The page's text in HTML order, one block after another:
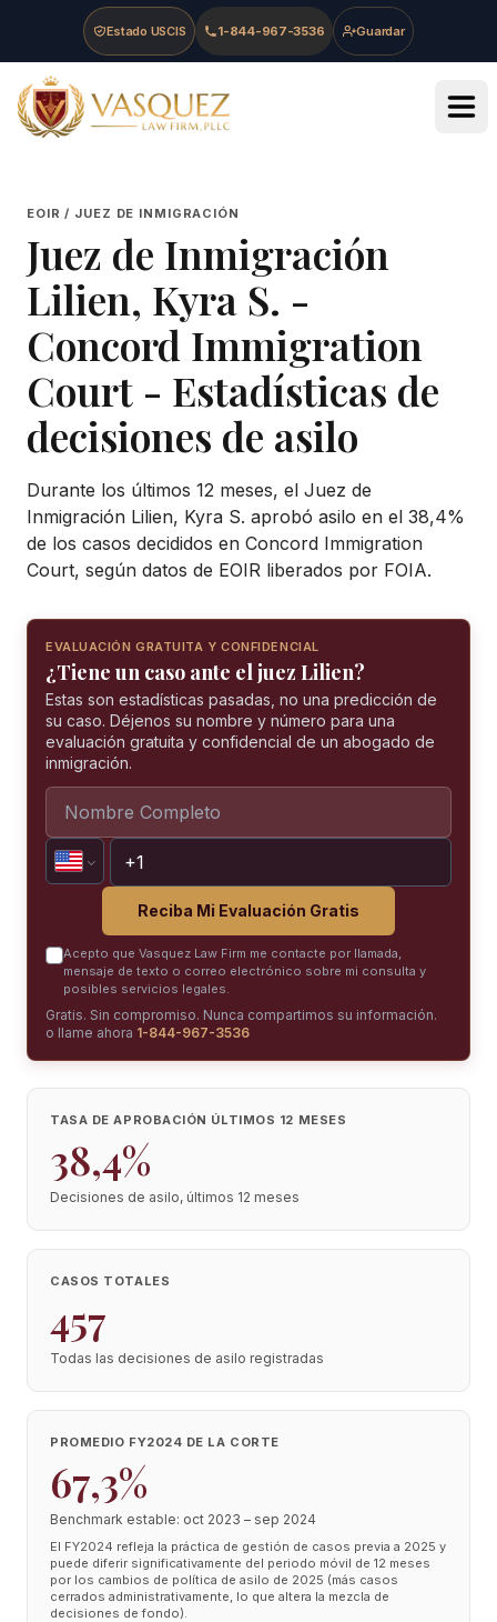
Skip to main content
Skip to navigation
Skip to footer
Estado USCIS 1-844-967-3536 Guardar
Vasquez Law Firm - Home
EOIR / JUEZ DE INMIGRACIÓN
Juez de Inmigración
Lilien, Kyra S. -
Concord Immigration
Court - Estadísticas de
decisiones de asilo
Durante los últimos 12 meses, el Juez de
Inmigración Lilien, Kyra S. aprobó asilo en el 38,4%
de los casos decididos en Concord Immigration
Court, según datos de EOIR liberados por FOIA.
EVALUACIÓN GRATUITA Y CONFIDENCIAL
¿Tiene un caso ante el juez Lilien?
Estas son estadísticas pasadas, no una predicción de
su caso. Déjenos su nombre y número para una
evaluación gratuita y confidencial de un abogado de
inmigración.
Reciba Mi Evaluación Gratis
Acepto que Vasquez Law Firm me contacte por llamada,
mensaje de texto o correo electrónico sobre mi consulta y
posibles servicios legales.
Gratis. Sin compromiso. Nunca compartimos su información.
o llame ahora 1-844-967-3536
TASA DE APROBACIÓN ÚLTIMOS 12 MESES
38,4%
Decisiones de asilo, últimos 12 meses
CASOS TOTALES
457
Todas las decisiones de asilo registradas
PROMEDIO FY2024 DE LA CORTE
67,3%
Benchmark estable: oct 2023 – sep 2024
El FY2024 refleja la práctica de gestión de casos previa a 2025 y
puede diferir significativamente del periodo móvil de 12 meses
por los cambios de política de asilo de 2025 (más casos
cerrados administrativamente, lo que altera la mezcla de
decisiones de fondo).